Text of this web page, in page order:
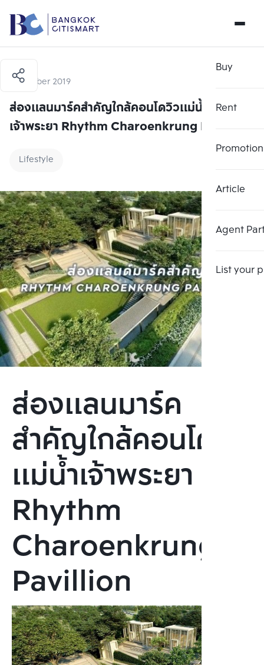
Buy
Rent
Promotion
Article
Agent
List your
8 October 2019
ส่องแลนมาร์คสำคัญใกล้คอนโดวิวแม่น้ำ
เจ้าพระยา Rhythm Charoenkrung Pavillion
Lifestyle
ส่องแลนมาร์ค
สำคัญใกล้คอนโดวิว
แม่น้ำเจ้าพระยา
Rhythm
Charoenkrung
Pavillion